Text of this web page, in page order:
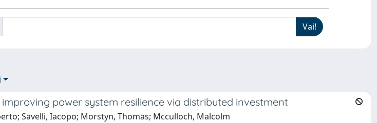
power system resilience via distributed investment
Savelli, Iacopo; Morstyn, Thomas; Mcculloch, Malcolm